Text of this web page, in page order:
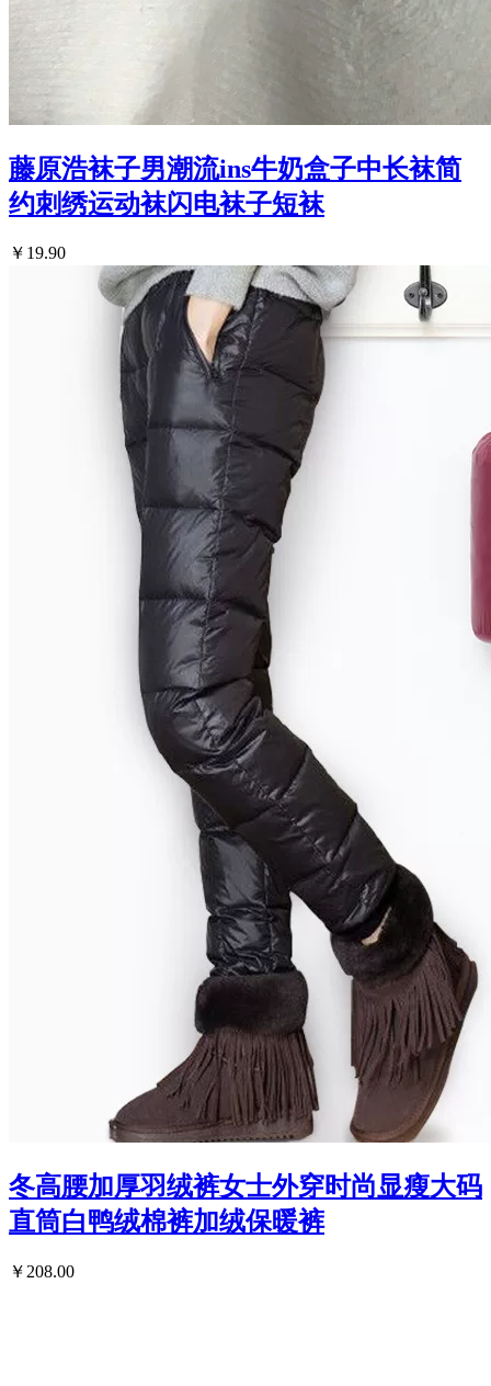
藤原浩袜子男潮流ins牛奶盒子中长袜简
约刺绣运动袜闪电袜子短袜
￥19.90
冬高腰加厚羽绒裤女士外穿时尚显瘦大码
直筒白鸭绒棉裤加绒保暖裤
￥208.00